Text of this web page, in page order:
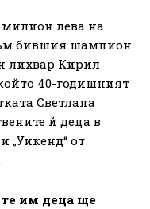
милион лева на
бившия шампион
лихвар Кирил
40-годишният
Светлана
й деца в
„Уикенд“ от
им деца ще